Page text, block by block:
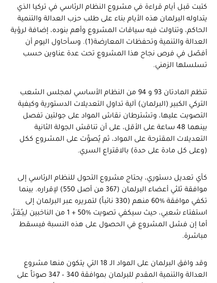
كتبت قبل أيام قراءة في مشروع النظام الرئاسي في تركيا الذي
يتداوله البرلمان هذه الأيام بناء على طلب حزب العدالة والتنمية
الحاكم، وتناولت فيه سياقات المشروع وأهم بنوده، إضافة لرؤية
العدالة والتنمية وتحفظات المعارضة(1). وسأحاول اليوم أن
أفصّل في فرص نجاح هذا المشروع تحت عدة عناوين حسب
تسلسلها الزمني.
تنظم المادتان 93 و 94 من النظام الأساسي لمجلس الشعب
التركي الكبير (البرلمان) آلية تداول التعديلات الدستورية وكيفية
التصويت عليها، وتشترطان نقاش المواد على جولتين تفصل
بينهما 48 ساعة على الأقل، على أن تناقش الجولة الثانية
التعديلات المقترحة على المواد، ثم يُصوَّت على المشروع ككل
(وعلى كل مادة على حدة) بالاقتراع السري.
كأي تعديل دستوري، يحتاج مشروع التحول للنظام الرئاسي إلى
موافقة ثلثي أعضاء البرلمان (367 من أصل 550) لإقراره. بينما
تكفي موافقة %60 منهم (330 نائباً) لتمريره عبر البرلمان إلى
استفتاء شعبي، حيث سيكفي تصويت %50 + 1 من الناخبين لـِيـُقـَرَّ،
أما إن فشل المشروع في الحصول على هذه النسبة فيسقط
مباشرة.
وقد وافق البرلمان على المواد الـ 18 التي يتكون منها مشروع
العدالة والتنمية المقدم للبرلمان بموافقة 340 – 347 صوتاً على